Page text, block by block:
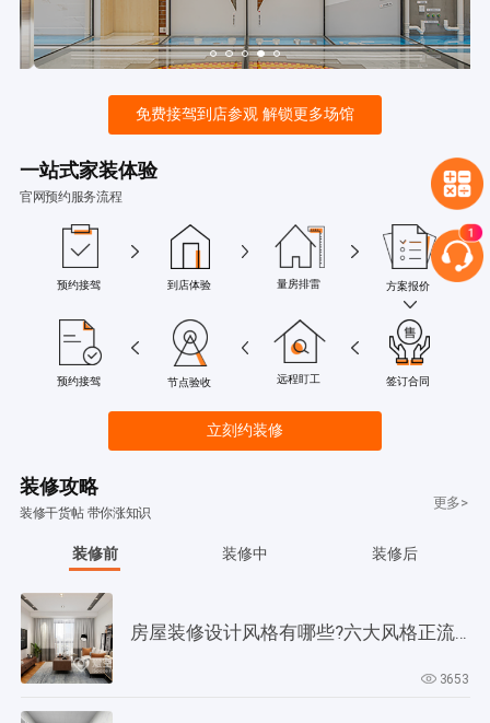
免费接驾到店参观 解锁更多场馆
一站式家装体验
官网预约服务流程
预约接驾 到店体验 量房排雷 方案报价
预约接驾 节点验收 远程盯工 签订合同
立刻约装修
装修攻略
装修干货帖 带你涨知识
更多>
装修前 装修中 装修后
房屋装修设计风格有哪些?六大风格正流行!
3653